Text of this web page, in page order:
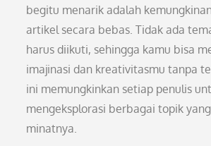
begitu menarik adalah
artikel secara bebas. Tidak ada
harus diikuti, sehingga kamu bisa
imajinasi dan kreativitasmu tanpa
ini memungkinkan setiap penulis
mengeksplorasi berbagai topik
minatnya.